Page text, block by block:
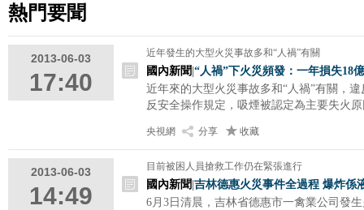
熱門要聞
2013-06-03
17:40
近年發生的大型火災事故多和“人禍”有關
國內新聞|“人禍”下火災頻發：一年損失18億
近年來的大型火災事故多和“人禍”有關，
反安全操作規定，吸煙被認定為主要失火
央視網 分享 收藏
2013-06-03
14:49
目前被困人員搶救工作仍在緊張進行
國內新聞|吉林德惠火災事件全過程 爆炸係
6月3日清晨，吉林省德惠市一禽業公司發